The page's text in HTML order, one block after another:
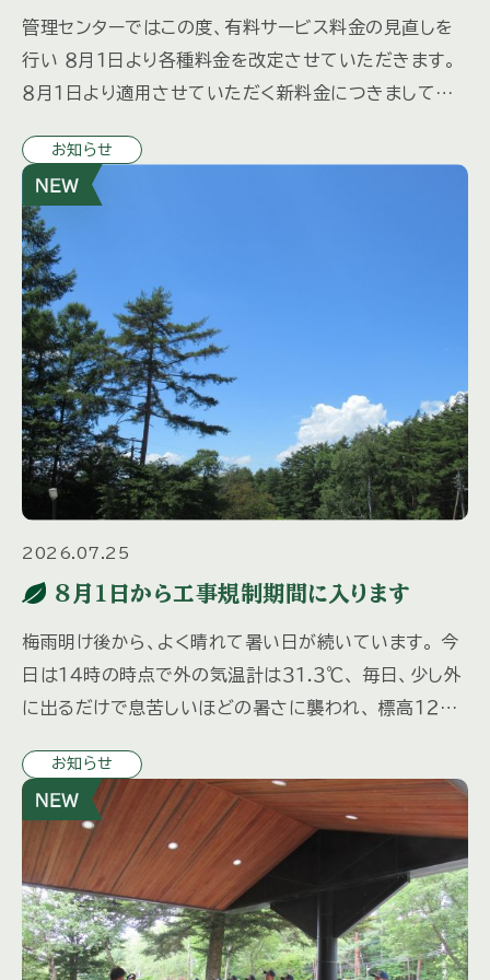
管理センターではこの度、有料サービス料金の見直しを
行い ８月１日より各種料金を改定させていただきます。
８月１日より適用させていただく新料金につきましては、
号」に同封さ […]
お知らせ
2026.07.25
８月１日から工事規制期間に入ります
梅雨明け後から、よく晴れて暑い日が続いています。 今
日は１４時の時点で外の気温計は３１.３℃、 毎日、少し外
に出るだけで息苦しいほどの暑さに襲われ、 標高１２００
なります […]
お知らせ